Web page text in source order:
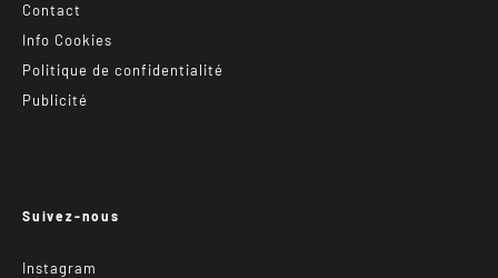
Contact
Info Cookies
Politique de confidentialité
Publicité
Suivez-nous
Instagram